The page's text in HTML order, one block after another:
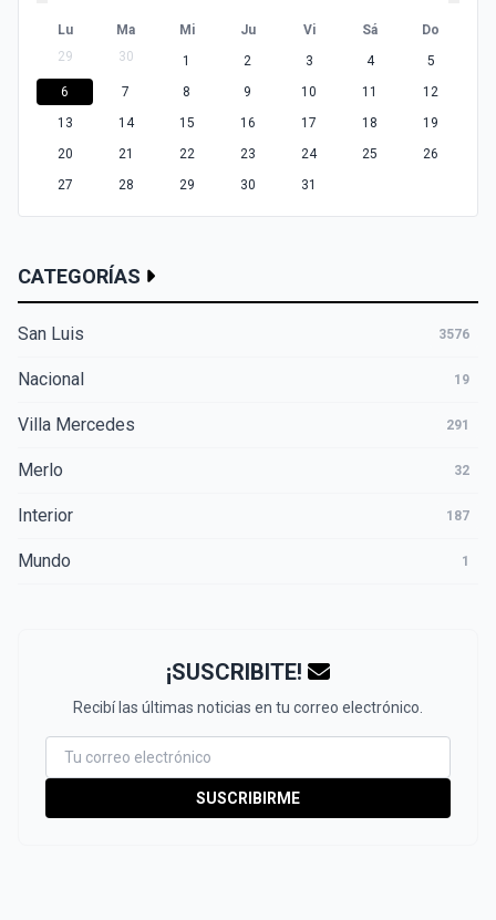
Lu Ma Mi Ju Vi Sá
Do
29
30 1 2 3 4
5
6
7 8 9 10 11
12
13
14 15 16 17 18
19
20
21 22 23 24 25
26
27
28 29 30 31
CATEGORÍAS
San Luis 3576
Nacional 19
Villa Mercedes 291
Merlo 32
Interior 187
Mundo 1
¡SUSCRIBITE!
Recibí las últimas noticias en tu correo electrónico.
SUSCRIBIRME